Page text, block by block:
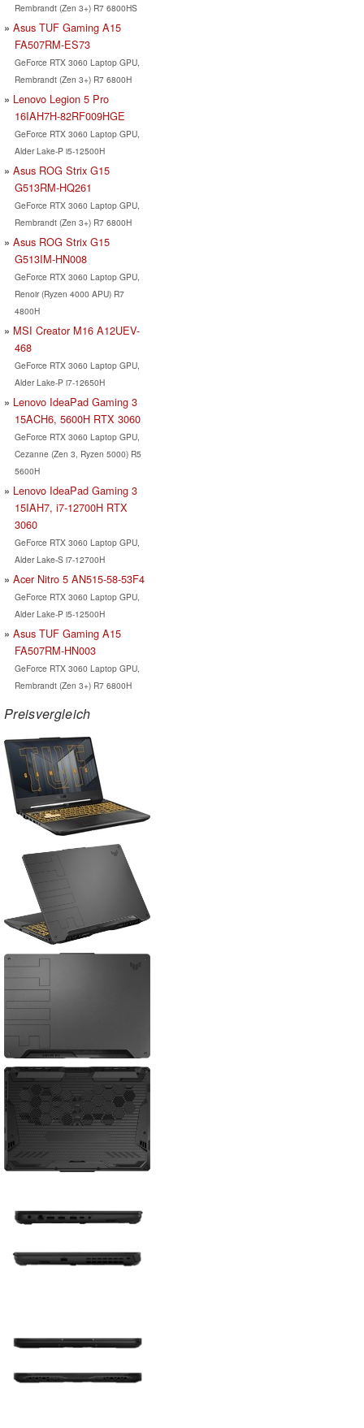
Rembrandt (Zen 3+) R7 6800HS
Asus TUF Gaming A15
FA507RM-ES73
GeForce RTX 3060 Laptop GPU,
Rembrandt (Zen 3+) R7 6800H
Lenovo Legion 5 Pro
16IAH7H-82RF009HGE
GeForce RTX 3060 Laptop GPU,
Alder Lake-P i5-12500H
Asus ROG Strix G15
G513RM-HQ261
GeForce RTX 3060 Laptop GPU,
Rembrandt (Zen 3+) R7 6800H
Asus ROG Strix G15
G513IM-HN008
GeForce RTX 3060 Laptop GPU,
Renoir (Ryzen 4000 APU) R7
4800H
MSI Creator M16 A12UEV-
468
GeForce RTX 3060 Laptop GPU,
Alder Lake-P i7-12650H
Lenovo IdeaPad Gaming 3
15ACH6, 5600H RTX 3060
GeForce RTX 3060 Laptop GPU,
Cezanne (Zen 3, Ryzen 5000) R5
5600H
Lenovo IdeaPad Gaming 3
15IAH7, i7-12700H RTX
3060
GeForce RTX 3060 Laptop GPU,
Alder Lake-S i7-12700H
Acer Nitro 5 AN515-58-53F4
GeForce RTX 3060 Laptop GPU,
Alder Lake-P i5-12500H
Asus TUF Gaming A15
FA507RM-HN003
GeForce RTX 3060 Laptop GPU,
Rembrandt (Zen 3+) R7 6800H
Preisvergleich